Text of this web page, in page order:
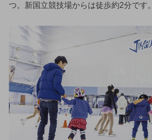
つ。新国立競技場からは徒歩約2分です。